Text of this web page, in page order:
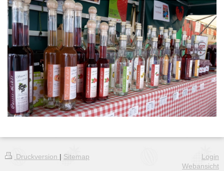
Druckversion | Sitemap
Login
Webansicht